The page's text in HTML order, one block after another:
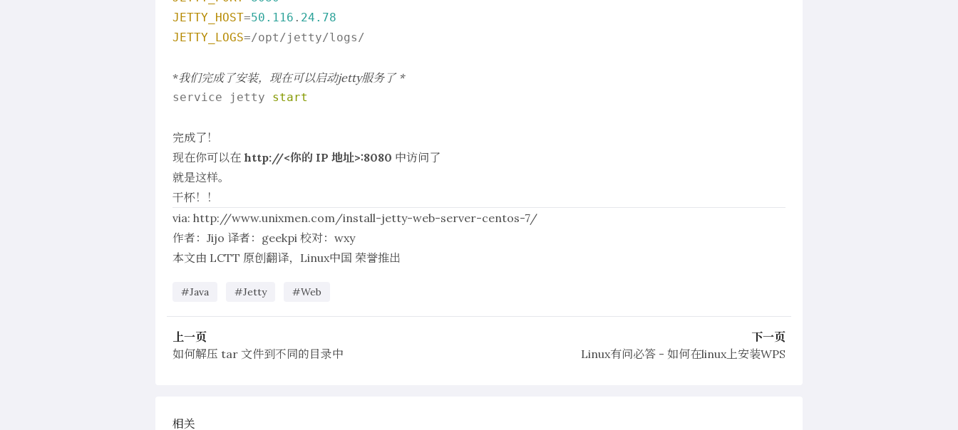
JETTY_HOST=50.116 . 24.78
JETTY_LOGS=/opt/jetty/logs/
*我们完成了安装，现在可以启动jetty服务了 *
service jetty start
完成了！
现在你可以在 http://<你的 IP 地址>:8080 中访问了
就是这样。
干杯！！
via: http://www.unixmen.com/install-jetty-web-server-centos-7/
作者： Jijo 译者： geekpi 校对： wxy
本文由 LCTT 原创翻译， Linux中国 荣誉推出
#Java #Jetty #Web
上一页
如何解压 tar 文件到不同的目录中
下一页
Linux有问必答 - 如何在linux上安装WPS
相关